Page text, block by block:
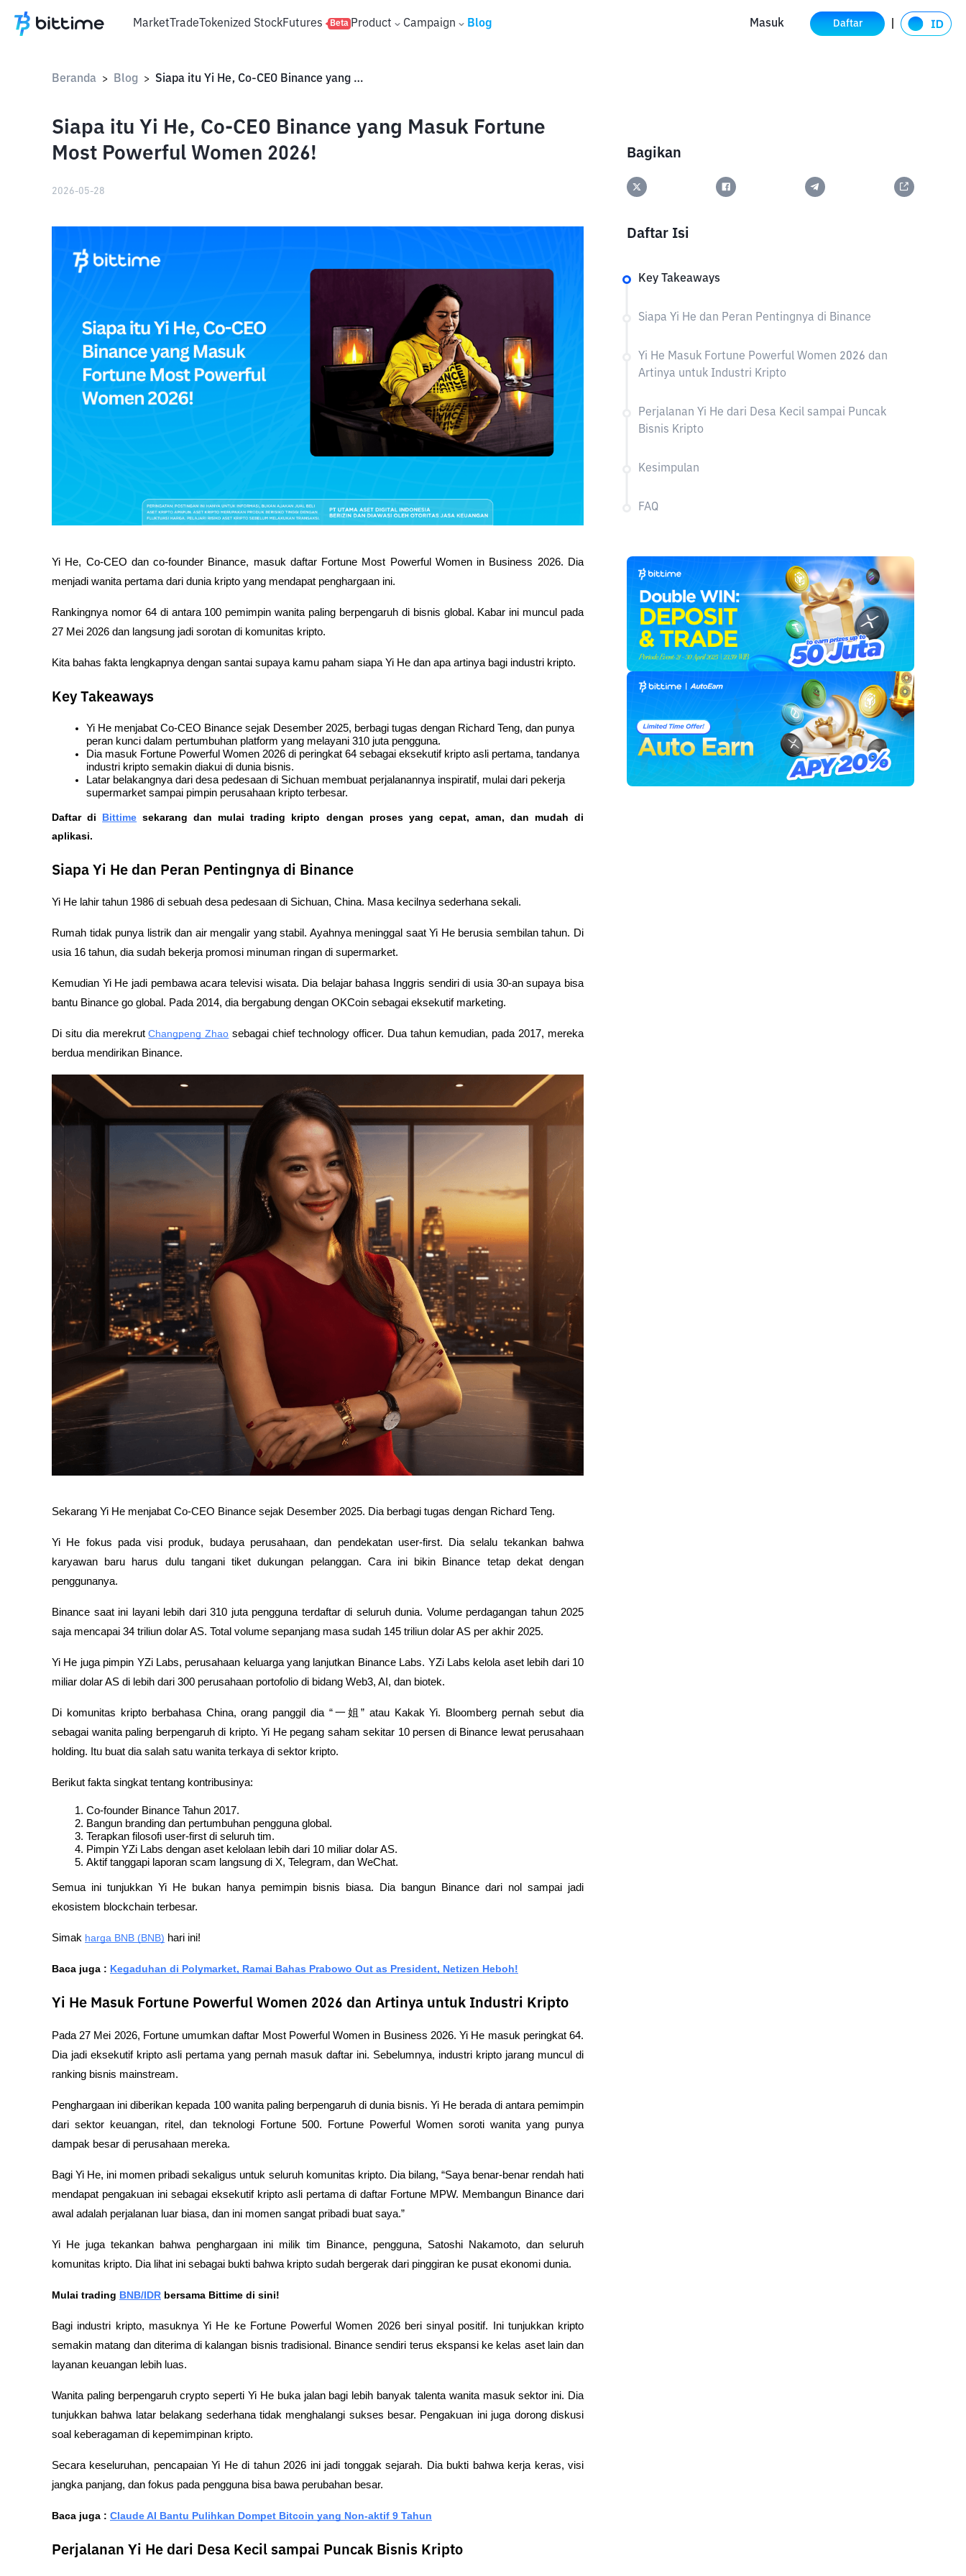
MarketTradeTokenized StockFutures Beta Product Campaign Blog Masuk Daftar
Beranda > Blog > Siapa itu Yi He, Co-CEO Binance yang Masuk Fortune Most Powerful Women 2026!
Siapa itu Yi He, Co-CEO Binance yang Masuk Fortune
Most Powerful Women 2026!
2026-05-28
Yi He, Co-CEO dan co-founder Binance, masuk daftar Fortune Most Powerful Women in Business 2026. Dia
menjadi wanita pertama dari dunia kripto yang mendapat penghargaan ini.
Rankingnya nomor 64 di antara 100 pemimpin wanita paling berpengaruh di bisnis global. Kabar ini muncul pada
27 Mei 2026 dan langsung jadi sorotan di komunitas kripto.
Kita bahas fakta lengkapnya dengan santai supaya kamu paham siapa Yi He dan apa artinya bagi industri kripto.
Key Takeaways
Yi He menjabat Co-CEO Binance sejak Desember 2025, berbagi tugas dengan Richard Teng, dan punya
peran kunci dalam pertumbuhan platform yang melayani 310 juta pengguna.
Dia masuk Fortune Powerful Women 2026 di peringkat 64 sebagai eksekutif kripto asli pertama, tandanya
industri kripto semakin diakui di dunia bisnis.
Latar belakangnya dari desa pedesaan di Sichuan membuat perjalanannya inspiratif, mulai dari pekerja
supermarket sampai pimpin perusahaan kripto terbesar.
Daftar di Bittime sekarang dan mulai trading kripto dengan proses yang cepat, aman, dan mudah di
aplikasi.
Siapa Yi He dan Peran Pentingnya di Binance
Yi He lahir tahun 1986 di sebuah desa pedesaan di Sichuan, China. Masa kecilnya sederhana sekali.
Rumah tidak punya listrik dan air mengalir yang stabil. Ayahnya meninggal saat Yi He berusia sembilan tahun. Di
usia 16 tahun, dia sudah bekerja promosi minuman ringan di supermarket.
Kemudian Yi He jadi pembawa acara televisi wisata. Dia belajar bahasa Inggris sendiri di usia 30-an supaya bisa
bantu Binance go global. Pada 2014, dia bergabung dengan OKCoin sebagai eksekutif marketing.
Di situ dia merekrut Changpeng Zhao sebagai chief technology officer. Dua tahun kemudian, pada 2017, mereka
berdua mendirikan Binance.
Sekarang Yi He menjabat Co-CEO Binance sejak Desember 2025. Dia berbagi tugas dengan Richard Teng.
Yi He fokus pada visi produk, budaya perusahaan, dan pendekatan user-first. Dia selalu tekankan bahwa
karyawan baru harus dulu tangani tiket dukungan pelanggan. Cara ini bikin Binance tetap dekat dengan
penggunanya.
Binance saat ini layani lebih dari 310 juta pengguna terdaftar di seluruh dunia. Volume perdagangan tahun 2025
saja mencapai 34 triliun dolar AS. Total volume sepanjang masa sudah 145 triliun dolar AS per akhir 2025.
Yi He juga pimpin YZi Labs, perusahaan keluarga yang lanjutkan Binance Labs. YZi Labs kelola aset lebih dari 10
miliar dolar AS di lebih dari 300 perusahaan portofolio di bidang Web3, AI, dan biotek.
Di komunitas kripto berbahasa China, orang panggil dia “一姐” atau Kakak Yi. Bloomberg pernah sebut dia
sebagai wanita paling berpengaruh di kripto. Yi He pegang saham sekitar 10 persen di Binance lewat perusahaan
holding. Itu buat dia salah satu wanita terkaya di sektor kripto.
Berikut fakta singkat tentang kontribusinya:
Co-founder Binance Tahun 2017.
Bangun branding dan pertumbuhan pengguna global.
Terapkan filosofi user-first di seluruh tim.
Pimpin YZi Labs dengan aset kelolaan lebih dari 10 miliar dolar AS.
Aktif tanggapi laporan scam langsung di X, Telegram, dan WeChat.
Semua ini tunjukkan Yi He bukan hanya pemimpin bisnis biasa. Dia bangun Binance dari nol sampai jadi
ekosistem blockchain terbesar.
Simak harga BNB (BNB) hari ini!
Baca juga : Kegaduhan di Polymarket, Ramai Bahas Prabowo Out as President, Netizen Heboh!
Yi He Masuk Fortune Powerful Women 2026 dan Artinya untuk Industri Kripto
Pada 27 Mei 2026, Fortune umumkan daftar Most Powerful Women in Business 2026. Yi He masuk peringkat 64.
Dia jadi eksekutif kripto asli pertama yang pernah masuk daftar ini. Sebelumnya, industri kripto jarang muncul di
ranking bisnis mainstream.
Penghargaan ini diberikan kepada 100 wanita paling berpengaruh di dunia bisnis. Yi He berada di antara pemimpin
dari sektor keuangan, ritel, dan teknologi Fortune 500. Fortune Powerful Women soroti wanita yang punya
dampak besar di perusahaan mereka.
Bagi Yi He, ini momen pribadi sekaligus untuk seluruh komunitas kripto. Dia bilang, “Saya benar-benar rendah hati
mendapat pengakuan ini sebagai eksekutif kripto asli pertama di daftar Fortune MPW. Membangun Binance dari
awal adalah perjalanan luar biasa, dan ini momen sangat pribadi buat saya.”
Yi He juga tekankan bahwa penghargaan ini milik tim Binance, pengguna, Satoshi Nakamoto, dan seluruh
komunitas kripto. Dia lihat ini sebagai bukti bahwa kripto sudah bergerak dari pinggiran ke pusat ekonomi dunia.
Mulai trading BNB/IDR bersama Bittime di sini!
Bagi industri kripto, masuknya Yi He ke Fortune Powerful Women 2026 beri sinyal positif. Ini tunjukkan kripto
semakin matang dan diterima di kalangan bisnis tradisional. Binance sendiri terus ekspansi ke kelas aset lain dan
layanan keuangan lebih luas.
Wanita paling berpengaruh crypto seperti Yi He buka jalan bagi lebih banyak talenta wanita masuk sektor ini. Dia
tunjukkan bahwa latar belakang sederhana tidak menghalangi sukses besar. Pengakuan ini juga dorong diskusi
soal keberagaman di kepemimpinan kripto.
Secara keseluruhan, pencapaian Yi He di tahun 2026 ini jadi tonggak sejarah. Dia bukti bahwa kerja keras, visi
jangka panjang, dan fokus pada pengguna bisa bawa perubahan besar.
Baca juga : Claude AI Bantu Pulihkan Dompet Bitcoin yang Non-aktif 9 Tahun
Perjalanan Yi He dari Desa Kecil sampai Puncak Bisnis Kripto
Bagikan
Daftar Isi
Key Takeaways
Siapa Yi He dan Peran Pentingnya di Binance
Yi He Masuk Fortune Powerful Women 2026 dan
Artinya untuk Industri Kripto
Perjalanan Yi He dari Desa Kecil sampai Puncak
Bisnis Kripto
Kesimpulan
FAQ